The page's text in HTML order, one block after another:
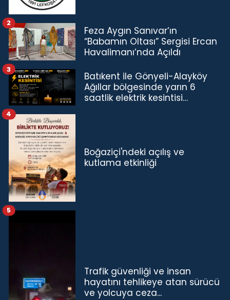
Feza Aygın Sanıvar’ın
“Babamın Oltası” Sergisi Ercan
Havalimanı’nda Açıldı
2
Batıkent ile Gönyeli-Alayköy
Ağıllar bölgesinde yarın 6
saatlik elektrik kesintisi…
3
Boğaziçi'ndeki açılış ve
kutlama etkinliği
4
Trafik güvenliği ve insan
hayatını tehlikeye atan sürücü
ve yolcuya ceza...
5